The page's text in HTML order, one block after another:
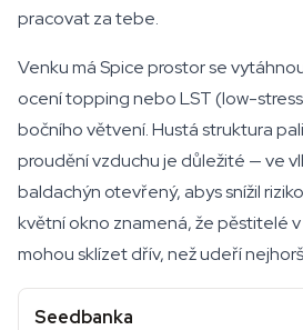
pracovat za tebe.
Venku má Spice prostor se
ocení topping nebo LST (low-
bočního větvení. Hustá struktura
proudění vzduchu je důležité — ve
baldachýn otevřený, abys snížil
květní okno znamená, že pěstitelé
mohou sklízet dřív, než udeří
Seedbanka